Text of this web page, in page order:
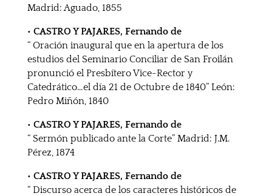
Madrid: Aguado, 1855
• CASTRO Y PAJARES, Fernando de
“ Oración inaugural que en la apertura de los
estudios del Seminario Conciliar de San Froilán
pronunció el Presbítero Vice-Rector y
Catedrático…el día 21 de Octubre de 1840” León:
Pedro Miñón, 1840
• CASTRO Y PAJARES, Fernando de
“ Sermón publicado ante la Corte” Madrid: J.M.
Pérez, 1874
• CASTRO Y PAJARES, Fernando de
“ Discurso acerca de los caracteres históricos de